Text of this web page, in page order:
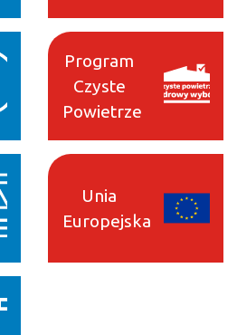
Program
Czyste
Powietrze
Unia
Europejska